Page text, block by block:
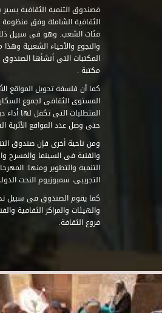
فصندوق التنمية الثقافية
الثقافية الشاملة وفق
فئات الشعب. وهو فى سبيل ذلك
والنجوع والأحياء الشعبية
مكتبة .
كما أن فلسفة تحويل المواقع
المستوى الثقافى لجموع
حتى وصل عدد المواقع الأثرية التى
ومن ناحية أخرى فإن صندوق
والفنية فى السينما والمسرح
التنمية والتطوير ومنها:
التجريبى، سمبوزيوم النحت
كما يقوم الصندوق فى سبيل
والهيئات والمراكز الثقافية
فروع الثقافة.